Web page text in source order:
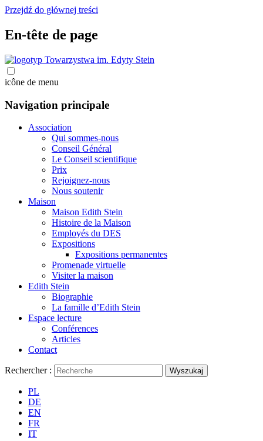
Przejdź do głównej treści
En-tête de page
icône de menu
Navigation principale
Association
Qui sommes-nous
Conseil Général
Le Conseil scientifique
Prix
Rejoignez-nous
Nous soutenir
Maison
Maison Edith Stein
Histoire de la Maison
Employés du DES
Expositions
Expositions permanentes
Promenade virtuelle
Visiter la maison
Edith Stein
Biographie
La famille d’Edith Stein
Espace lecture
Conférences
Articles
Contact
Rechercher : Wyszukaj
PL
DE
EN
FR
IT